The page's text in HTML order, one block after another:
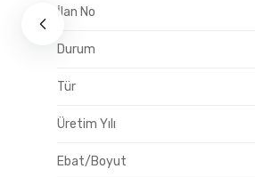
İlan No
Durum
Tür
Üretim Yılı
Ebat/Boyut